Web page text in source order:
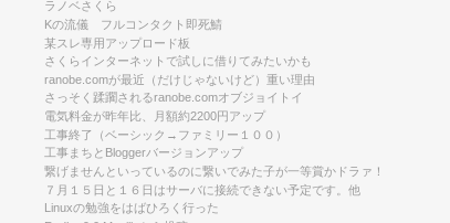
ラノベさくら
Kの流儀 フルコンタクト即死鯖
某スレ専用アップロード板
さくらインターネットで試しに借りてみたいかも
ranobe.comが最近（だけじゃないけど）重い理由
さっそく蹂躙されるranobe.comオブジョイトイ
電気料金が昨年比、月額約2200円アップ
工事終了（ベーシック→ファミリー１００）
工事まちとBloggerバージョンアップ
繋げませんといっているのに繋いでみた子が一等賞かドラァ！
７月１５日と１６日はサーバに接続できない予定です。他
Linuxの勉強をはばひろく行った